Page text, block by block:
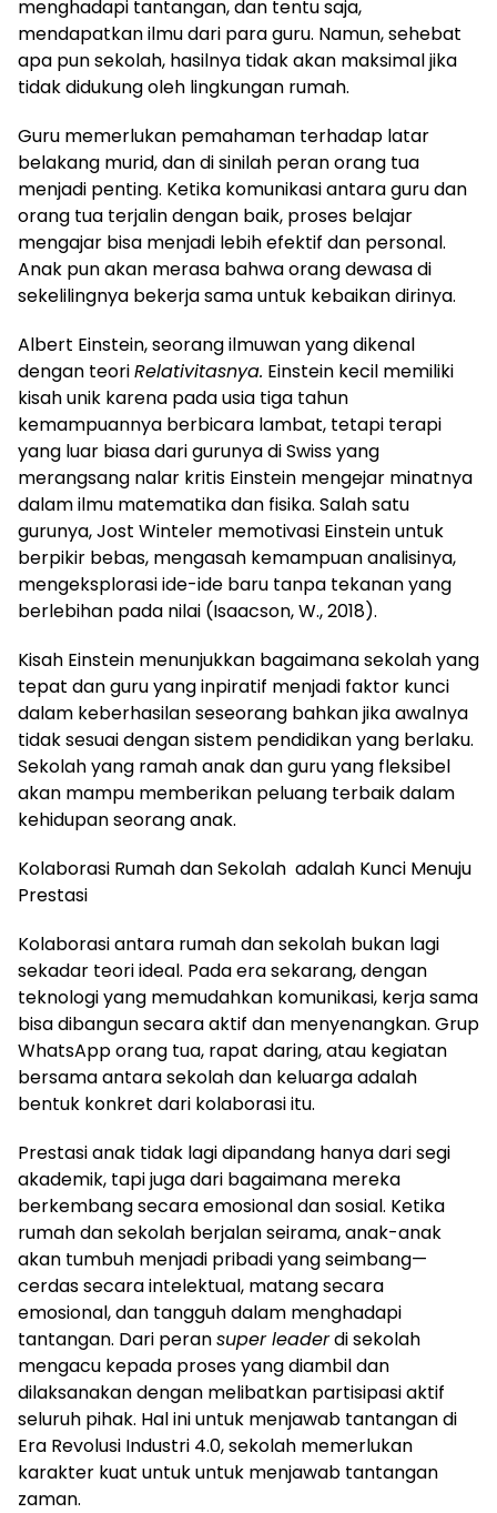
menghadapi tantangan, dan tentu saja,
mendapatkan ilmu dari para guru. Namun, sehebat
apa pun sekolah, hasilnya tidak akan maksimal jika
tidak didukung oleh lingkungan rumah.
Guru memerlukan pemahaman terhadap latar
belakang murid, dan di sinilah peran orang tua
menjadi penting. Ketika komunikasi antara guru dan
orang tua terjalin dengan baik, proses belajar
mengajar bisa menjadi lebih efektif dan personal.
Anak pun akan merasa bahwa orang dewasa di
sekelilingnya bekerja sama untuk kebaikan dirinya.
Albert Einstein, seorang ilmuwan yang dikenal
dengan teoriRelativitasnya. Einstein kecil memiliki
kisah unik karena pada usia tiga tahun
kemampuannya berbicara lambat, tetapi terapi
yang luar biasa dari gurunya di Swiss yang
merangsang nalar kritis Einstein mengejar minatnya
dalam ilmu matematika dan fisika. Salah satu
gurunya, Jost Winteler memotivasi Einstein untuk
berpikir bebas, mengasah kemampuan analisinya,
mengeksplorasi ide-ide baru tanpa tekanan yang
berlebihan pada nilai (Isaacson, W., 2018).
Kisah Einstein menunjukkan bagaimana sekolah yang
tepat dan guru yang inpiratif menjadi faktor kunci
dalam keberhasilan seseorang bahkan jika awalnya
tidak sesuai dengan sistem pendidikan yang berlaku.
Sekolah yang ramah anak dan guru yang fleksibel
akan mampu memberikan peluang terbaik dalam
kehidupan seorang anak.
Kolaborasi Rumah dan Sekolah adalah Kunci Menuju
Prestasi
Kolaborasi antara rumah dan sekolah bukan lagi
sekadar teori ideal. Pada era sekarang, dengan
teknologi yang memudahkan komunikasi, kerja sama
bisa dibangun secara aktif dan menyenangkan. Grup
WhatsApp orang tua, rapat daring, atau kegiatan
bersama antara sekolah dan keluarga adalah
bentuk konkret dari kolaborasi itu.
Prestasi anak tidak lagi dipandang hanya dari segi
akademik, tapi juga dari bagaimana mereka
berkembang secara emosional dan sosial. Ketika
rumah dan sekolah berjalan seirama, anak-anak
akan tumbuh menjadi pribadi yang seimbang—
cerdas secara intelektual, matang secara
emosional, dan tangguh dalam menghadapi
tantangan. Dari peransuper leaderdi sekolah
mengacu kepada proses yang diambil dan
dilaksanakan dengan melibatkan partisipasi aktif
seluruh pihak. Hal ini untuk menjawab tantangan di
Era Revolusi Industri 4.0, sekolah memerlukan
karakter kuat untuk untuk menjawab tantangan
zaman.